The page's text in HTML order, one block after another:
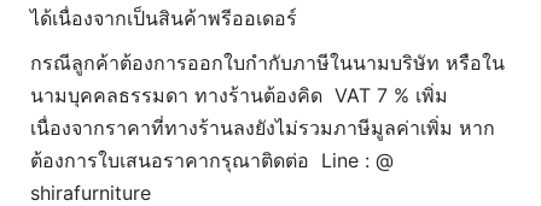
ได้เนื่องจากเป็นสินค้าพรีออเดอร์
กรณีลูกค้าต้องการออกใบกำกับภาษีในนามบริษัท หรือใน
นามบุคคลธรรมดา ทางร้านต้องคิด VAT 7 % เพิ่ม
เนื่องจากราคาที่ทางร้านลงยังไม่รวมภาษีมูลค่าเพิ่ม หาก
ต้องการใบเสนอราคากรุณาติดต่อ Line : @
shirafurniture